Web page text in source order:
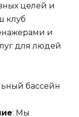
целей и
клуб
и
для людей
бассейн
: Мы